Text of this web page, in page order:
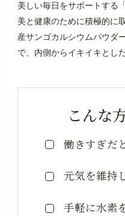
す。ポスト投函口が小
りますので、ご不在時
でご指定いただく「お
「出荷日」が休日にあ
時期等に、余裕を持っ
ます。また交通事情に
「時間指定枠」は、定
※5回目以降のお休み（
美しい毎日をサポートする
美と健康のために積極的に
産サンゴカルシウムパウダ
で、内側からイキイキとし
こんな
働きすぎだ
元気を維持
手軽に水素